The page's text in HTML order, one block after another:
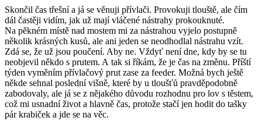
Skončil čas třešní a já se věnuji přívlači. Provokuji tlouště, ale čím
dál častěji vidím, jak už mají vláčené nástrahy prokouknuté.
Na pěkném místě nad mostem mi za nástrahou vyjelo postupně
několik krásných kusů, ale ani jeden se neodhodlal nástrahu vzít.
Zdá se, že už jsou poučení. Aby ne. Vždyť není dne, kdy by se tu
neobjevil někdo s prutem. A tak si říkám, že je čas na změnu. Příští
týden vyměním přívlačový prut zase za feeder. Možná bych ještě
někde sehnal poslední višně, které by u tloušťů pravděpodobně
zabodovaly, ale já se z nějakého důvodu rozhodnu pro lov s těstem,
což mi usnadní život a hlavně čas, protože stačí jen hodit do tašky
pár krabiček a jde se na věc.